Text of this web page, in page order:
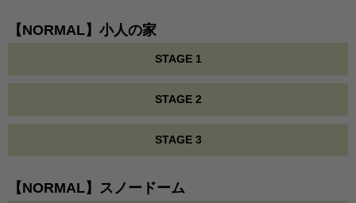
【NORMAL】小人の家
STAGE 1
STAGE 2
STAGE 3
【NORMAL】スノードーム